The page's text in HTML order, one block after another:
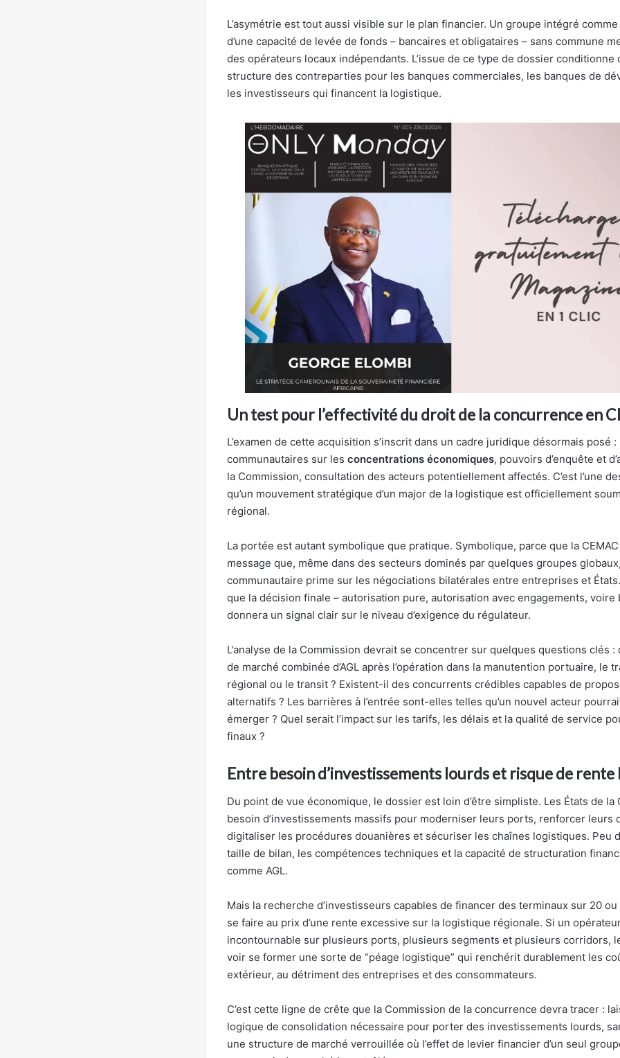
L’asymétrie est tout aussi visible sur le plan financier. Un groupe intégré comme
d’une capacité de levée de fonds – bancaires et obligataires – sans commune
des opérateurs locaux indépendants. L’issue de ce type de dossier conditionne
structure des contreparties pour les banques commerciales, les banques de
les investisseurs qui financent la logistique.
Un test pour l’effectivité du droit de la concurrence en
L’examen de cette acquisition s’inscrit dans un cadre juridique désormais posé
communautaires sur les concentrations économiques, pouvoirs d’enquête et
la Commission, consultation des acteurs potentiellement affectés. C’est l’une
qu’un mouvement stratégique d’un major de la logistique est officiellement
régional.
La portée est autant symbolique que pratique. Symbolique, parce que la
message que, même dans des secteurs dominés par quelques groupes
communautaire prime sur les négociations bilatérales entre entreprises et
que la décision finale – autorisation pure, autorisation avec engagements, voire
donnera un signal clair sur le niveau d’exigence du régulateur.
L’analyse de la Commission devrait se concentrer sur quelques questions clés
de marché combinée d’AGL après l’opération dans la manutention portuaire, le
régional ou le transit ? Existent-il des concurrents crédibles capables de
alternatifs ? Les barrières à l’entrée sont-elles telles qu’un nouvel acteur
émerger ? Quel serait l’impact sur les tarifs, les délais et la qualité de service
finaux ?
Entre besoin d’investissements lourds et risque de
Du point de vue économique, le dossier est loin d’être simpliste. Les États de la
besoin d’investissements massifs pour moderniser leurs ports, renforcer leurs
digitaliser les procédures douanières et sécuriser les chaînes logistiques. Peu
taille de bilan, les compétences techniques et la capacité de structuration
comme AGL.
Mais la recherche d’investisseurs capables de financer des terminaux sur 20
se faire au prix d’une rente excessive sur la logistique régionale. Si un
incontournable sur plusieurs ports, plusieurs segments et plusieurs corridors,
voir se former une sorte de “péage logistique” qui renchérit durablement les
extérieur, au détriment des entreprises et des consommateurs.
C’est cette ligne de crête que la Commission de la concurrence devra tracer :
logique de consolidation nécessaire pour porter des investissements lourds,
une structure de marché verrouillée où l’effet de levier financier d’un seul